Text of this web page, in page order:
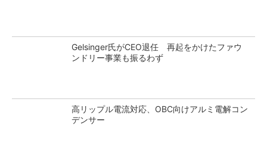
Gelsinger氏がCEO退任 再起をかけたファウ
ンドリー事業も振るわず
高リップル電流対応、OBC向けアルミ電解コン
デンサー